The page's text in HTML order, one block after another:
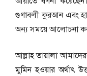
গুণাবলী কুরআন এবং
অন্য সময়ে আলোচনা
আল্লাহ তায়ালা
মুমিন হওয়ার অর্থাৎ